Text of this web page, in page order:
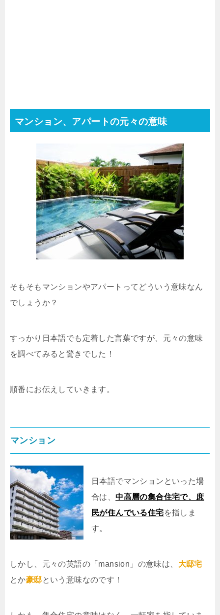
マンション、アパートの元々の意味
そもそもマンションやアパートってどういう意味なん
でしょうか？
すっかり日本語でも定着した言葉ですが、元々の意味
を調べてみると驚きでした！
順番にお伝えしていきます。
マンション
日本語でマンションといった場
合は、中高層の集合住宅で、庶
民が住んでいる住宅を指しま
す。
しかし、元々の英語の「mansion」の意味は、 大邸宅
とか豪邸という意味なのです！